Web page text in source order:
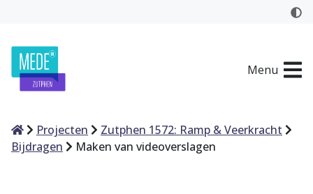
Menu
HomeProjecten
Zutphen 1572: Ramp & Veerkracht
Bijdragen
Maken van videoverslagen